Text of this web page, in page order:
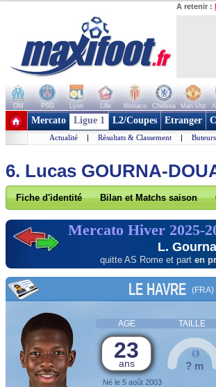
A retenir :
OM PSG Lyon Lille Monaco Chelsea Man Utd
+ de clubs
Mercato Ligue 1 L2/Coupes Etranger
Actualité | Résultats & Classement | Buteurs
6. Lucas GOURNA-
Fiche d'identité Bilan et Matchs saison
Mercato Hiver 2025-
L.
quitte AS Rome et part en
LE HAVRE (FRA)
AGE TAILLE
23
ans
Né le 5 août 2003
? m